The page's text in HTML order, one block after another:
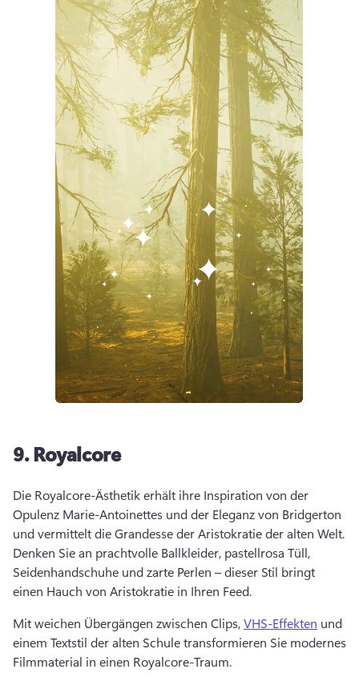
9.Royalcore
Die Royalcore-Ästhetik erhält ihre Inspiration von der
Opulenz Marie-Antoinettes und der Eleganz von Bridgerton
Denken Sie an prachtvolle Ballkleider, pastellrosa Tüll,
Seidenhandschuhe und zarte Perlen – dieser Stil bringt
einen Hauch von Aristokratie in Ihren Feed.
Mit weichen Übergängen zwischen Clips, VHS-Effekten und
einem Textstil der alten Schule transformieren Sie modernes
Filmmaterial in einen Royalcore-Traum.